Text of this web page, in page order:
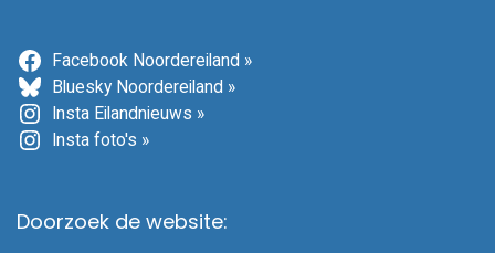
Facebook Noordereiland »
Bluesky Noordereiland »
Insta Eilandnieuws »
Insta foto's »
Doorzoek de website: